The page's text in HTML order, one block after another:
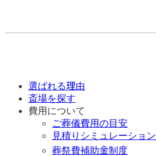
選ばれる理由
斎場を探す
費用について
ご葬儀費用の目安
見積りシミュレーション
葬祭費補助金制度